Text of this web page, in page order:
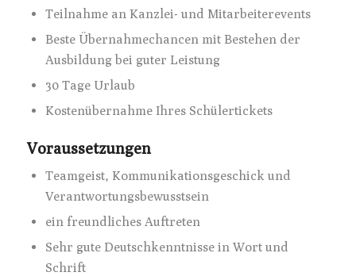
Teilnahme an Kanzlei- und Mitarbeiterevents
Beste Übernahmechancen mit Bestehen der
Ausbildung bei guter Leistung
30 Tage Urlaub
Kostenübernahme Ihres Schülertickets
Voraussetzungen
Teamgeist, Kommunikationsgeschick und
Verantwortungsbewusstsein
ein freundliches Auftreten
Sehr gute Deutschkenntnisse in Wort und
Schrift